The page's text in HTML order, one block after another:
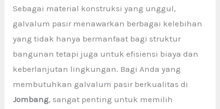
Sebagai material konstruksi yang unggul,
galvalum pasir menawarkan berbagai kelebihan
yang tidak hanya bermanfaat bagi struktur
bangunan tetapi juga untuk efisiensi biaya dan
keberlanjutan lingkungan. Bagi Anda yang
membutuhkan galvalum pasir berkualitas di
Jombang, sangat penting untuk memilih